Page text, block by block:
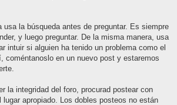
usa la búsqueda antes de preguntar. Es siempre
y luego preguntar. De la misma manera, usa
intuir si alguien ha tenido un problema como el
coméntanoslo en un nuevo post y estaremos
la integridad del foro, procurad postear con
apropiado. Los dobles posteos no están